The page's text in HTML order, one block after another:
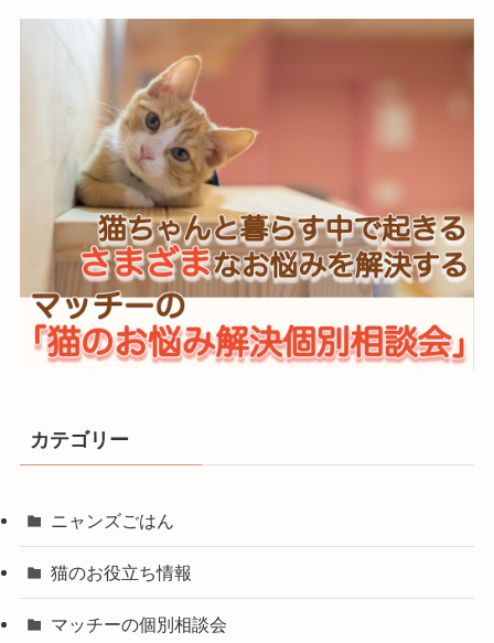
カテゴリー
ニャンズごはん
猫のお役立ち情報
マッチーの個別相談会